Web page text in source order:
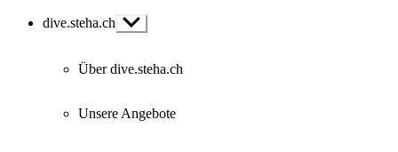
dive.steha.ch Show
sub
Über dive.steha.ch
Unsere Angebote